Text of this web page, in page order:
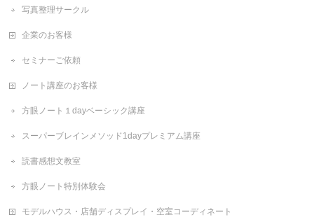
写真整理サークル
企業のお客様
セミナーご依頼
ノート講座のお客様
方眼ノート１dayベーシック講座
スーパーブレインメソッド1dayプレミアム講座
読書感想文教室
方眼ノート特別体験会
モデルハウス・店舗ディスプレイ・空室コーディネート